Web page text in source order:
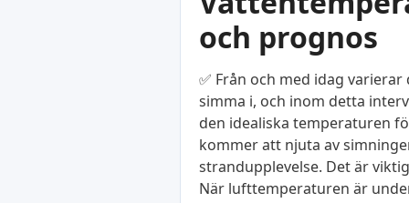
och prognos
✅ Från och med idag
simma i, och inom detta
den idealiska temperaturen
kommer att njuta av
strandupplevelse. Det är
När lufttemperaturen är